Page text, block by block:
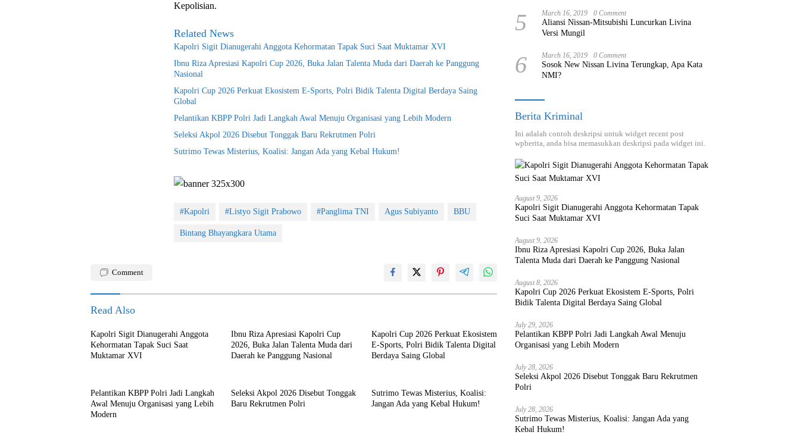
Kepolisian.
Related News
Kapolri Sigit Dianugerahi Anggota Kehormatan Tapak Suci Saat Muktamar XVI
Ibnu Riza Apresiasi Kapolri Cup 2026, Buka Jalan Talenta Muda dari Daerah ke Panggung
Nasional
Kapolri Cup 2026 Perkuat Ekosistem E-Sports, Polri Bidik Talenta Digital Berdaya Saing
Global
Pelantikan KBPP Polri Jadi Langkah Awal Menuju Organisasi yang Lebih Modern
Seleksi Akpol 2026 Disebut Tonggak Baru Rekrutmen Polri
Sutrimo Tewas Misterius, Koalisi: Jangan Ada yang Kebal Hukum!
#Kapolri #Listyo Sigit Prabowo #Panglima TNI Agus Subiyanto BBU
Bintang Bhayangkara Utama
Comment
Read Also
Kapolri Sigit Dianugerahi Anggota
Kehormatan Tapak Suci Saat
Muktamar XVI
Ibnu Riza Apresiasi Kapolri Cup
2026, Buka Jalan Talenta Muda dari
Daerah ke Panggung Nasional
Kapolri Cup 2026 Perkuat Ekosistem
E-Sports, Polri Bidik Talenta Digital
Berdaya Saing Global
Pelantikan KBPP Polri Jadi Langkah
Awal Menuju Organisasi yang Lebih
Modern
Seleksi Akpol 2026 Disebut Tonggak
Baru Rekrutmen Polri
Sutrimo Tewas Misterius, Koalisi:
Jangan Ada yang Kebal Hukum!
5 March 16, 2019 0 Comment
Aliansi Nissan-Mitsubishi Luncurkan Livina
Versi Mungil
6 March 16, 2019 0 Comment
Sosok New Nissan Livina Terungkap, Apa Kata
NMI?
Berita Kriminal
Ini adalah contoh deskripsi untuk widget recent post
wpberita, anda bisa memasukkan deskripsi pada widget ini.
August 9, 2026
Kapolri Sigit Dianugerahi Anggota Kehormatan Tapak
Suci Saat Muktamar XVI
August 9, 2026
Ibnu Riza Apresiasi Kapolri Cup 2026, Buka Jalan
Talenta Muda dari Daerah ke Panggung Nasional
August 8, 2026
Kapolri Cup 2026 Perkuat Ekosistem E-Sports, Polri
Bidik Talenta Digital Berdaya Saing Global
July 29, 2026
Pelantikan KBPP Polri Jadi Langkah Awal Menuju
Organisasi yang Lebih Modern
July 28, 2026
Seleksi Akpol 2026 Disebut Tonggak Baru Rekrutmen
Polri
July 28, 2026
Sutrimo Tewas Misterius, Koalisi: Jangan Ada yang
Kebal Hukum!